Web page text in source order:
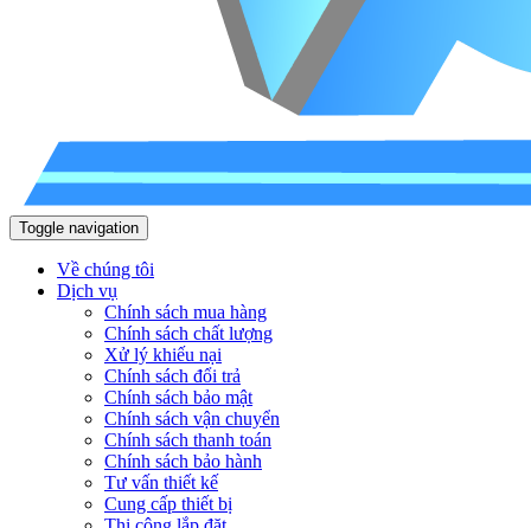
Toggle navigation
Về chúng tôi
Dịch vụ
Chính sách mua hàng
Chính sách chất lượng
Xử lý khiếu nại
Chính sách đổi trả
Chính sách bảo mật
Chính sách vận chuyển
Chính sách thanh toán
Chính sách bảo hành
Tư vấn thiết kế
Cung cấp thiết bị